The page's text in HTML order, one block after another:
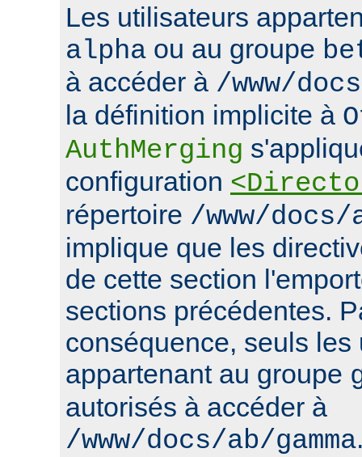
Les utilisateurs
alpha ou au groupe
à accéder à /www/
la définition implicite à
AuthMerging
configuration
répertoire /www/docs/
implique que les
de cette section
sections précédentes.
conséquence, seuls les
appartenant au groupe
autorisés à accéder à
/www/docs/ab/gamma